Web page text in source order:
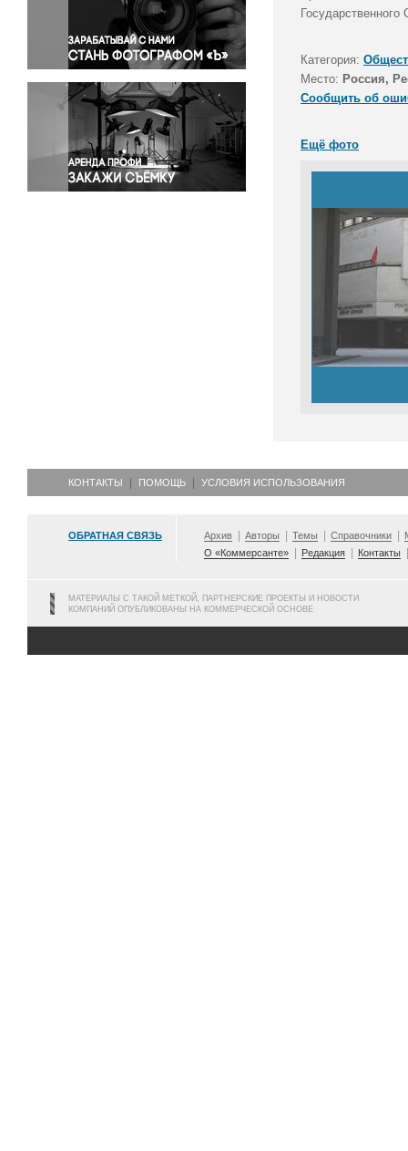
Правосудие
Происшествия и конфликты
Религия
Светская жизнь
Спорт
Экология
Экономика и бизнес
Категория:
Место: Россия,
Сообщить об
Ещё фото
КОНТАКТЫ ПОМОЩЬ УСЛОВИЯ ИСПОЛЬЗОВАНИЯ
ОБРАТНАЯ СВЯЗЬ Архив Авторы Темы Справочники
О «Коммерсанте»
Редакция Контакты
МАТЕРИАЛЫ С ТАКОЙ МЕТКОЙ, ПАРТНЕРСКИЕ ПРОЕКТЫ И НОВОСТИ
КОМПАНИЙ ОПУБЛИКОВАНЫ НА КОММЕРЧЕСКОЙ ОСНОВЕ